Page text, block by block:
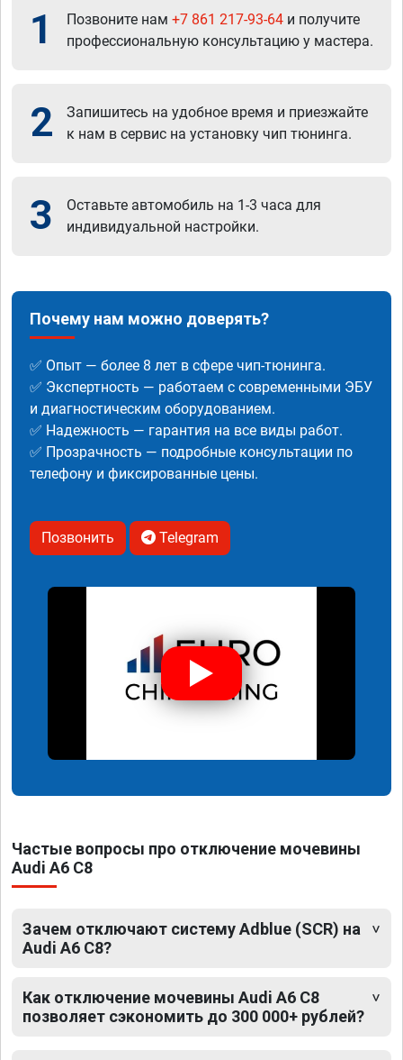
1 Позвоните нам +7 861 217-93-64 и получите
профессиональную консультацию у мастера.
2
Запишитесь на удобное время и приезжайте
к нам в сервис на установку чип тюнинга.
3
Оставьте автомобиль на 1-3 часа для
индивидуальной настройки.
Почему нам можно доверять?
✅ Опыт — более 8 лет в сфере чип-тюнинга.
✅ Экспертность — работаем с современными ЭБУ
и диагностическим оборудованием.
✅ Надежность — гарантия на все виды работ.
✅ Прозрачность — подробные консультации по
телефону и фиксированные цены.
Позвонить Telegram
Частые вопросы про отключение мочевины
Audi A6 C8
Зачем отключают систему Adblue (SCR) на
Audi A6 C8?
Как отключение мочевины Audi A6 C8
позволяет сэкономить до 300 000+ рублей?